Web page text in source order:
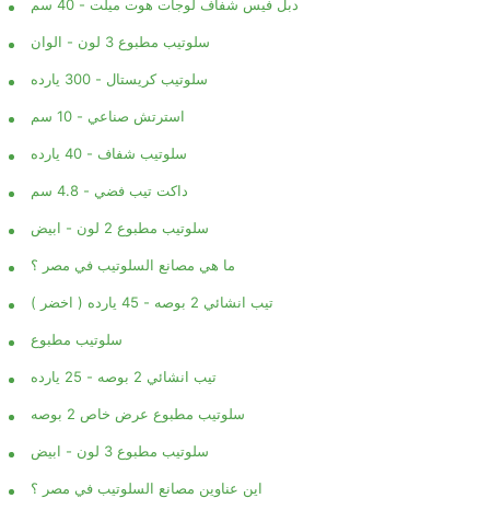
دبل فيس شفاف لوجات هوت ميلت - 40 سم
سلوتيب مطبوع 3 لون - الوان
سلوتيب كريستال - 300 يارده
استرتش صناعي - 10 سم
سلوتيب شفاف - 40 يارده
داكت تيب فضي - 4.8 سم
سلوتيب مطبوع 2 لون - ابيض
ما هي مصانع السلوتيب في مصر ؟
تيب انشائي 2 بوصه - 45 يارده ( اخضر )
سلوتيب مطبوع
تيب انشائي 2 بوصه - 25 يارده
سلوتيب مطبوع عرض خاص 2 بوصه
سلوتيب مطبوع 3 لون - ابيض
اين عناوين مصانع السلوتيب في مصر ؟